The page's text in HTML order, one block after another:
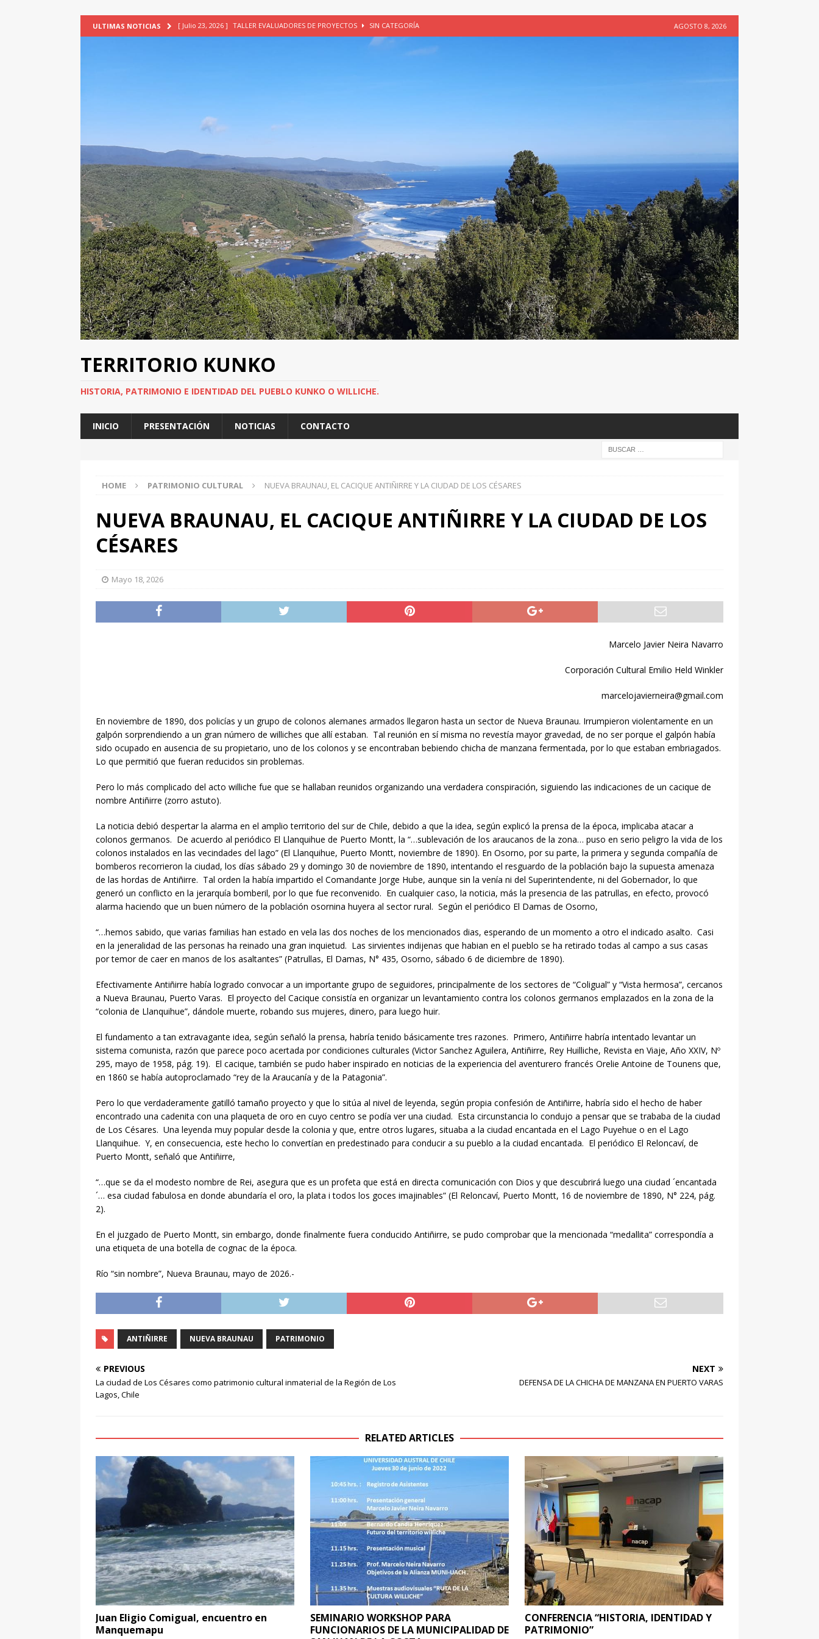
ULTIMAS NOTICIAS [ Julio 23, 2026 ] TALLER EVALUADORES DE PROYECTOS SIN CATEGORÍA
[ Agosto 7, 2026 ]
AGOSTO 8, 2026
TERRITORIO KUNKO
HISTORIA, PATRIMONIO E IDENTIDAD DEL PUEBLO KUNKO O WILLICHE.
INICIO PRESENTACIÓN NOTICIAS CONTACTO
HOME PATRIMONIO CULTURAL NUEVA BRAUNAU, EL CACIQUE ANTIÑIRRE Y LA CIUDAD DE LOS CÉSARES
NUEVA BRAUNAU, EL CACIQUE ANTIÑIRRE Y LA CIUDAD DE LOS
CÉSARES
Mayo 18, 2026
Marcelo Javier Neira Navarro
Corporación Cultural Emilio Held Winkler
marcelojavierneira@gmail.com
En noviembre de 1890, dos policías y un grupo de colonos alemanes armados llegaron hasta un sector de Nueva Braunau. Irrumpieron violentamente en un
galpón sorprendiendo a un gran número de williches que allí estaban. Tal reunión en sí misma no revestía mayor gravedad, de no ser porque el galpón había
sido ocupado en ausencia de su propietario, uno de los colonos y se encontraban bebiendo chicha de manzana fermentada, por lo que estaban embriagados.
Lo que permitió que fueran reducidos sin problemas.
Pero lo más complicado del acto williche fue que se hallaban reunidos organizando una verdadera conspiración, siguiendo las indicaciones de un cacique de
nombre Antiñirre (zorro astuto).
La noticia debió despertar la alarma en el amplio territorio del sur de Chile, debido a que la idea, según explicó la prensa de la época, implicaba atacar a
colonos germanos. De acuerdo al periódico El Llanquihue de Puerto Montt, la “…sublevación de los araucanos de la zona… puso en serio peligro la vida de los
colonos instalados en las vecindades del lago” (El Llanquihue, Puerto Montt, noviembre de 1890). En Osorno, por su parte, la primera y segunda compañía de
bomberos recorrieron la ciudad, los días sábado 29 y domingo 30 de noviembre de 1890, intentando el resguardo de la población bajo la supuesta amenaza
de las hordas de Antiñirre. Tal orden la había impartido el Comandante Jorge Hube, aunque sin la venía ni del Superintendente, ni del Gobernador, lo que
generó un conflicto en la jerarquía bomberil, por lo que fue reconvenido. En cualquier caso, la noticia, más la presencia de las patrullas, en efecto, provocó
alarma haciendo que un buen número de la población osornina huyera al sector rural. Según el periódico El Damas de Osorno,
“…hemos sabido, que varias familias han estado en vela las dos noches de los mencionados dias, esperando de un momento a otro el indicado asalto. Casi
en la jeneralidad de las personas ha reinado una gran inquietud. Las sirvientes indijenas que habian en el pueblo se ha retirado todas al campo a sus casas
por temor de caer en manos de los asaltantes” (Patrullas, El Damas, N° 435, Osorno, sábado 6 de diciembre de 1890).
Efectivamente Antiñirre había logrado convocar a un importante grupo de seguidores, principalmente de los sectores de “Coligual” y “Vista hermosa”, cercanos
a Nueva Braunau, Puerto Varas. El proyecto del Cacique consistía en organizar un levantamiento contra los colonos germanos emplazados en la zona de la
“colonia de Llanquihue”, dándole muerte, robando sus mujeres, dinero, para luego huir.
El fundamento a tan extravagante idea, según señaló la prensa, habría tenido básicamente tres razones. Primero, Antiñirre habría intentado levantar un
sistema comunista, razón que parece poco acertada por condiciones culturales (Victor Sanchez Aguilera, Antiñirre, Rey Huilliche, Revista en Viaje, Año XXIV, Nº
295, mayo de 1958, pág. 19). El cacique, también se pudo haber inspirado en noticias de la experiencia del aventurero francés Orelie Antoine de Tounens que,
en 1860 se había autoproclamado “rey de la Araucanía y de la Patagonia”.
Pero lo que verdaderamente gatilló tamaño proyecto y que lo sitúa al nivel de leyenda, según propia confesión de Antiñirre, habría sido el hecho de haber
encontrado una cadenita con una plaqueta de oro en cuyo centro se podía ver una ciudad. Esta circunstancia lo condujo a pensar que se trababa de la ciudad
de Los Césares. Una leyenda muy popular desde la colonia y que, entre otros lugares, situaba a la ciudad encantada en el Lago Puyehue o en el Lago
Llanquihue. Y, en consecuencia, este hecho lo convertían en predestinado para conducir a su pueblo a la ciudad encantada. El periódico El Reloncaví, de
Puerto Montt, señaló que Antiñirre,
“…que se da el modesto nombre de Rei, asegura que es un profeta que está en directa comunicación con Dios y que descubrirá luego una ciudad ´encantada
´… esa ciudad fabulosa en donde abundaría el oro, la plata i todos los goces imajinables” (El Reloncaví, Puerto Montt, 16 de noviembre de 1890, N° 224, pág.
2).
En el juzgado de Puerto Montt, sin embargo, donde finalmente fuera conducido Antiñirre, se pudo comprobar que la mencionada “medallita” correspondía a
una etiqueta de una botella de cognac de la época.
Río “sin nombre”, Nueva Braunau, mayo de 2026.-
ANTIÑIRRE NUEVA BRAUNAU PATRIMONIO
PREVIOUS
La ciudad de Los Césares como patrimonio cultural inmaterial de la Región de Los
Lagos, Chile
NEXT
DEFENSA DE LA CHICHA DE MANZANA EN PUERTO VARAS
RELATED ARTICLES
Juan Eligio Comigual, encuentro en
Manquemapu
SEMINARIO WORKSHOP PARA
FUNCIONARIOS DE LA MUNICIPALIDAD DE
CONFERENCIA “HISTORIA, IDENTIDAD Y
PATRIMONIO”